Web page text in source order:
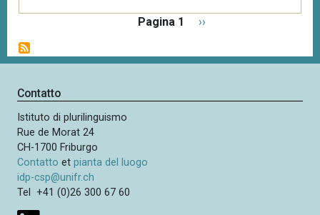
g
i
a
z
i
o
n
e
Pagina 1
P
g
››
Contatto
Istituto di plurilinguismo
Rue de Morat 24
CH-1700 Friburgo
Contatto etpianta del luogo
idp-csp@unifr.ch
Tel +41 (0)26 300 67 60